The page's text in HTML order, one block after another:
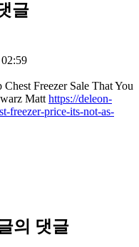
글
Freezer Sale That You
Matt https://deleon-
freezer-price-its-not-as-
의 댓글